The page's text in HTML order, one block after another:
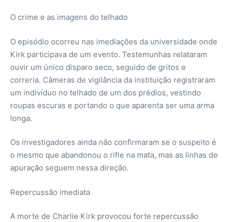
O crime e as imagens do telhado
O episódio ocorreu nas imediações da universidade onde
Kirk participava de um evento. Testemunhas relataram
ouvir um único disparo seco, seguido de gritos e
correria. Câmeras de vigilância da instituição registraram
um indivíduo no telhado de um dos prédios, vestindo
roupas escuras e portando o que aparenta ser uma arma
longa.
Os investigadores ainda não confirmaram se o suspeito é
o mesmo que abandonou o rifle na mata, mas as linhas de
apuração seguem nessa direção.
Repercussão imediata
A morte de Charlie Kirk provocou forte repercussão